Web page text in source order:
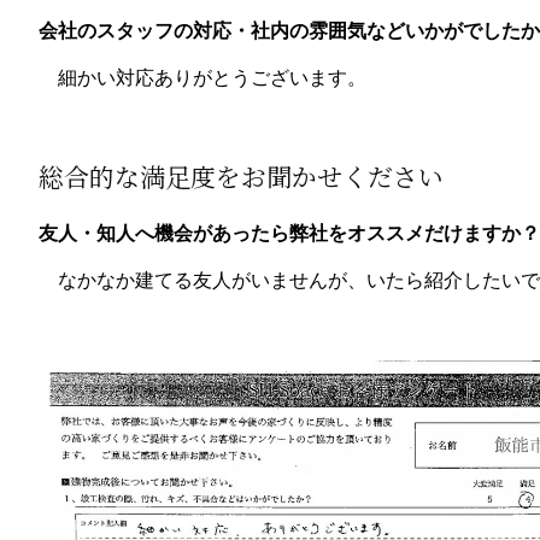
会社のスタッフの対応・社内の雰囲気などいかがでした
細かい対応ありがとうございます。
総合的な満足度をお聞かせください
友人・知人へ機会があったら弊社をオススメだけますか？
なかなか建てる友人がいませんが、いたら紹介したい